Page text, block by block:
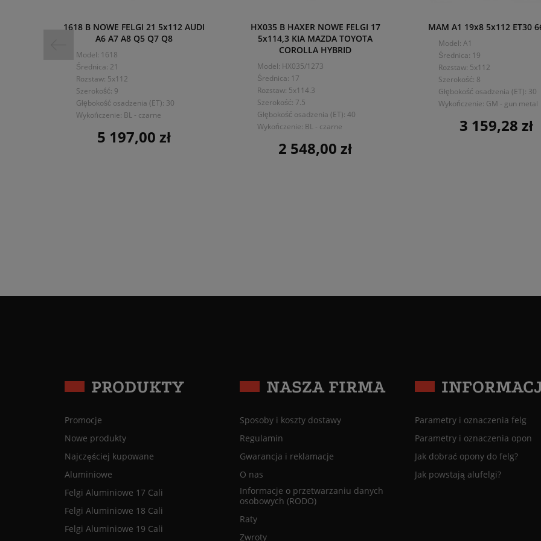
1618 B NOWE FELGI 21 5x112 AUDI
A6 A7 A8 Q5 Q7 Q8
Model: 1618
Średnica: 21
Rozstaw: 5x112
Szerokość: 9
Głębokość osadzenia (ET): 30
Wykończenie: BL - czarne
Cena
5 197,00 zł
HX035 B HAXER NOWE FELGI 17
5x114,3 KIA MAZDA TOYOTA
COROLLA HYBRID
Model: HX035/1273
Średnica: 17
Rozstaw: 5x114.3
Szerokość: 7.5
Głębokość osadzenia (ET): 40
Wykończenie: BL - czarne
Cena
2 548,00 zł
MAM A1 19x8 5x112 ET30
Model: A1
Średnica: 19
Rozstaw: 5x112
Szerokość: 8
Głębokość osadzenia (ET): 30
Wykończenie: GM - gun metal
Cena
3 159,28 zł
PRODUKTY
Promocje
Nowe produkty
Najczęściej kupowane
Aluminiowe
Felgi Aluminiowe 17 Cali
Felgi Aluminiowe 18 Cali
Felgi Aluminiowe 19 Cali
NASZA FIRMA
Sposoby i koszty dostawy
Regulamin
Gwarancja i reklamacje
O nas
Informacje o przetwarzaniu danych
osobowych (RODO)
Raty
Zwroty
Parametry i oznaczenia felg
Parametry i oznaczenia opon
Jak dobrać opony do felg?
Jak powstają alufelgi?